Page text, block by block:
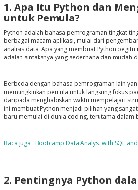
1. Apa Itu Python dan
untuk Pemula?
Python adalah bahasa pemrograman tingkat
berbagai macam aplikasi, mulai dari
analisis data. Apa yang membuat Python
adalah sintaksnya yang sederhana dan mudah
Berbeda dengan bahasa pemrograman lain
memungkinkan pemula untuk langsung fokus
daripada menghabiskan waktu mempelajari
ini membuat Python menjadi pilihan yang
baru memulai di dunia coding, terutama dalam
Baca juga : Bootcamp Data Analyst with SQL
2. Pentingnya Python